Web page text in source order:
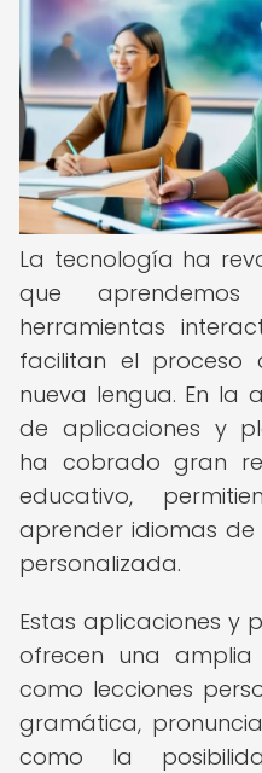
La tecnología ha
que aprendemos
herramientas
facilitan el proceso
nueva lengua. En la
de aplicaciones y
ha cobrado gran
educativo,
aprender idiomas
personalizada.
Estas aplicaciones y
ofrecen una
como lecciones
gramática,
como la